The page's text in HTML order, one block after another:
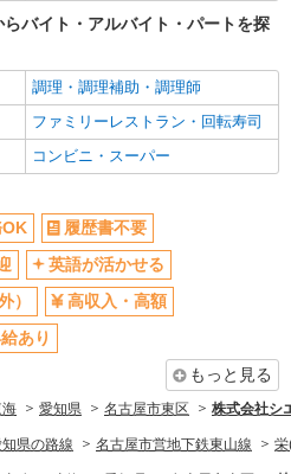
バイト・アルバイト・パートを探
調理・調理補助・調理師
ファミリーレストラン・回転寿司
コンビニ・スーパー
OK
履歴書不要
英語が活かせる
）
高収入・高額
あり
もっと見る
愛知県 名古屋市東区 株式会社シ
県の路線 名古屋市営地下鉄東山線